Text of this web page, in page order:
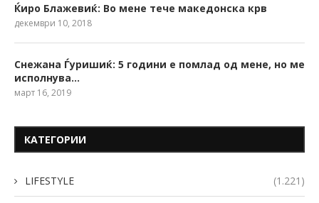
Ќиро Блажевиќ: Во мене тече македонска крв
декември 10, 2018
Снежана Ѓуришиќ: 5 години е помлад од мене, но ме
исполнува…
март 16, 2019
КАТЕГОРИИ
LIFESTYLE (1.221)